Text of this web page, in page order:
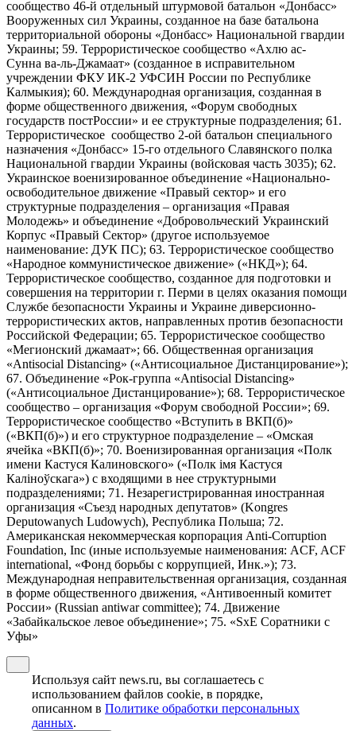
сообщество 46-й отдельный штурмовой батальон «Донбасс»
Вооруженных сил Украины, созданное на базе батальона
территориальной обороны «Донбасс» Национальной гвардии
Украины; 59. Террористическое сообщество «Ахлю ас-
Сунна ва-ль-Джамаат» (созданное в исправительном
учреждении ФКУ ИК-2 УФСИН России по Республике
Калмыкия); 60. Международная организация, созданная в
форме общественного движения, «Форум свободных
государств постРоссии» и ее структурные подразделения; 61.
Террористическое сообщество 2-ой батальон специального
назначения «Донбасс» 15-го отдельного Славянского полка
Национальной гвардии Украины (войсковая часть 3035); 62.
Украинское военизированное объединение «Национально-
освободительное движение «Правый сектор» и его
структурные подразделения – организация «Правая
Молодежь» и объединение «Добровольческий Украинский
Корпус «Правый Сектор» (другое используемое
наименование: ДУК ПС); 63. Террористическое сообщество
«Народное коммунистическое движение» («НКД»); 64.
Террористическое сообщество, созданное для подготовки и
совершения на территории г. Перми в целях оказания помощи
Службе безопасности Украины и Украине диверсионно-
террористических актов, направленных против безопасности
Российской Федерации; 65. Террористическое сообщество
«Мегионский джамаат»; 66. Общественная организация
«Antisocial Distancing» («Антисоциальное Дистанцирование»);
67. Объединение «Рок-группа «Antisocial Distancing»
(«Антисоциальное Дистанцирование»); 68. Террористическое
сообщество – организация «Форум свободной России»; 69.
Террористическое сообщество «Вступить в ВКП(б)»
(«ВКП(б)») и его структурное подразделение – «Омская
ячейка «ВКП(б)»; 70. Военизированная организация «Полк
имени Кастуся Калиновского» («Полк iмя Кастуся
Калiноўскага») с входящими в нее структурными
подразделениями; 71. Незарегистрированная иностранная
организация «Съезд народных депутатов» (Kongres
Deputowanych Ludowych), Республика Польша; 72.
Американская некоммерческая корпорация Anti-Corruption
Foundation, Inc (иные используемые наименования: ACF, ACF
international, «Фонд борьбы с коррупцией, Инк.»); 73.
Международная неправительственная организация, созданная
в форме общественного движения, «Антивоенный комитет
России» (Russian antiwar committee); 74. Движение
«Забайкальское левое объединение»; 75. «SxE Соратники с
Уфы»
Используя сайт news.ru, вы соглашаетесь с
использованием файлов cookie, в порядке,
описанном в Политике обработки персональных
данных.